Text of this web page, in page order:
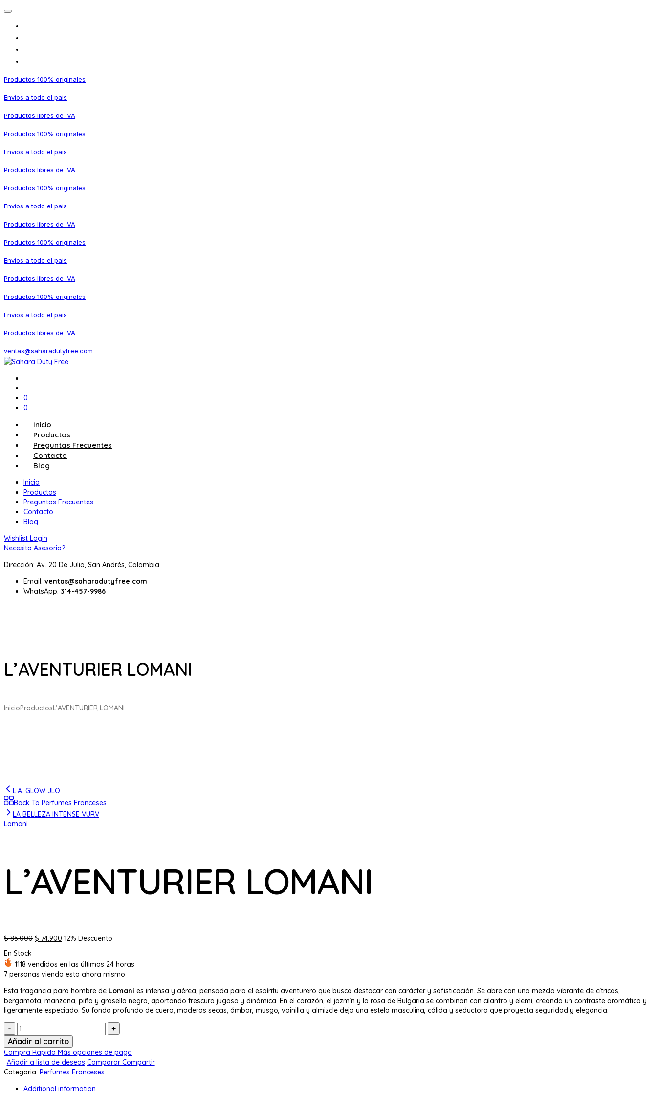
Productos 100% originales
Envios a todo el pais
Productos libres de IVA
Productos 100% originales
Envios a todo el pais
Productos libres de IVA
Productos 100% originales
Envios a todo el pais
Productos libres de IVA
Productos 100% originales
Envios a todo el pais
Productos libres de IVA
Productos 100% originales
Envios a todo el pais
Productos libres de IVA
ventas@saharadutyfree.com
0
0
Inicio
Productos
Preguntas Frecuentes
Contacto
Blog
Inicio
Productos
Preguntas Frecuentes
Contacto
Blog
Wishlist Login
Necesita Asesoria?
Dirección: Av. 20 De Julio, San Andrés, Colombia
Email: ventas@saharadutyfree.com
WhatsApp: 314-457-9986
L’AVENTURIER LOMANI
InicioProductosL’AVENTURIER LOMANI
L.A. GLOW JLO
Back To Perfumes Franceses
LA BELLEZA INTENSE VURV
Lomani
L’AVENTURIER LOMANI
$85.000 El
era:
$ 85.000.
$ 74.900 El
es:
$ 74.900.
12% Descuento
En Stock
1118 vendidos en las últimas 24 horas
7 personas viendo esto ahora mismo
Esta fragancia para hombre de Lomani es intensa y aérea, pensada para el espíritu aventurero que busca destacar con carácter y sofisticación. Se abre con una mezcla vibrante de cítricos,
bergamota, manzana, piña y grosella negra, aportando frescura jugosa y dinámica. En el corazón, el jazmín y la rosa de Bulgaria se combinan con cilantro y elemi, creando un contraste aromático y
ligeramente especiado. Su fondo profundo de cuero, maderas secas, ámbar, musgo, vainilla y almizcle deja una estela masculina, cálida y seductora que proyecta seguridad y elegancia.
Cantidad:
Añadir al carrito
Compra Rapida Más opciones de pago
Añadir a lista de deseos CompararCompartir
Categoria: Perfumes Franceses
Additional information